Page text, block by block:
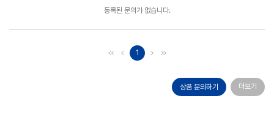
등록된 문의가 없습니다.
1
상품 문의하기 더보기